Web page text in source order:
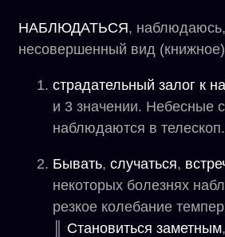
НАБЛЮДАТЬСЯ,
несовершенный вид
страдательный залог к
и 3 значении. Небесные
наблюдаются в телескоп.
Бывать, случаться,
некоторых болезнях
резкое колебание
Становиться заметным,